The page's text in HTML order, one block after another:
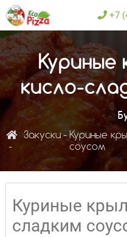
+7
Куриные
кисло-
Закуски
Куриные
соусом
Куриные
сладким